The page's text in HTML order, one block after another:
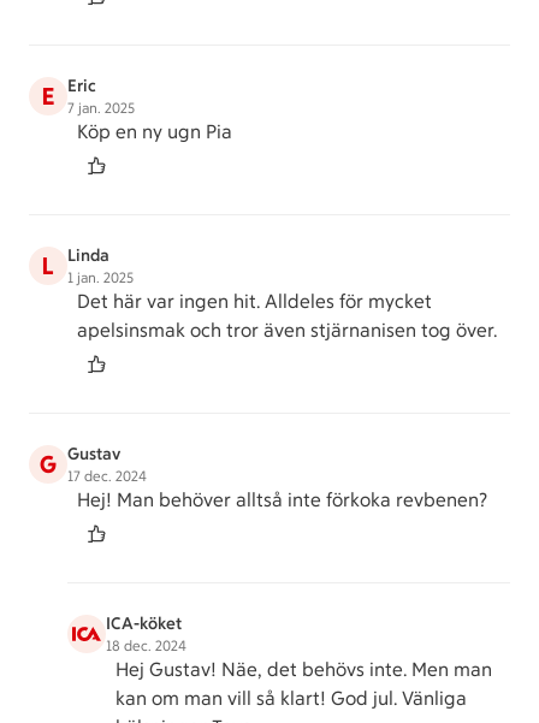
E Eric
7 jan. 2025
Köp en ny ugn Pia
L Linda
1 jan. 2025
Det här var ingen hit. Alldeles för mycket
apelsinsmak och tror även stjärnanisen tog över.
G Gustav
17 dec. 2024
Hej! Man behöver alltså inte förkoka revbenen?
ICA-köket
18 dec. 2024
Hej Gustav! Näe, det behövs inte. Men man
kan om man vill så klart! God jul. Vänliga